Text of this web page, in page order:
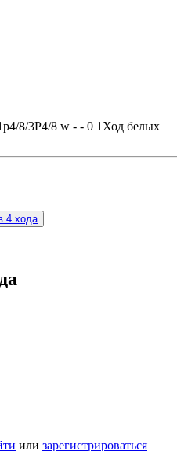
8/3P4/8 w - - 0 1 Ход белых
4 хода
или зарегистрироваться